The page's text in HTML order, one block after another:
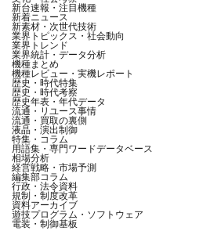
新台速報・注目機種
新着ニュース
新素材・次世代技術
業界トピックス・社会動向
業界トレンド
業界統計・データ分析
機種まとめ
機種レビュー・実機レポート
歴史・時代特集
歴史・時代考察
歴史年表・年代データ
流通・リユース事情
流通・買取の裏側
液晶・演出制御
特集・コラム
用語集・専門ワードデータベース
相場分析
経営戦略・市場予測
編集部コラム
行政・法令資料
規制・制度改革
資料アーカイブ
遊技プログラム・ソフトウェア
電装・制御基板